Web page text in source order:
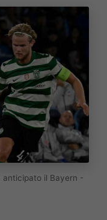
anticipato il Bayern -